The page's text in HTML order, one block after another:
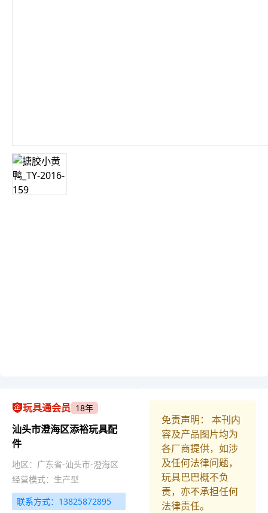
玩具通会员 18年
汕头市澄海区添裕玩具配
件
地区：广东省-汕头市-澄海区
经营模式：生产型
联系方式：13825872895
免责声明： 本刊内
容及产品图片均为
各厂商提供，如涉
及任何法律问题，
玩具巴巴概不负
责，亦不承担任何
法律责任。